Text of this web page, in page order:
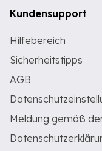
Kundensupport
Hilfebereich
Sicherheitstipps
AGB
Meldung gemäß